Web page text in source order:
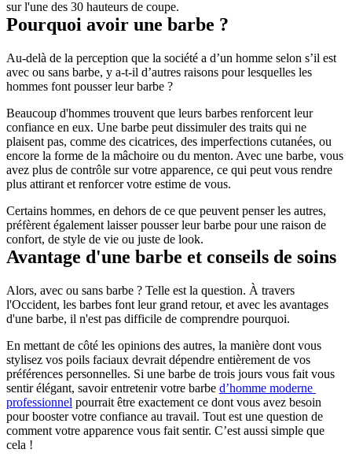
sur l'une des 30 hauteurs de coupe.
Pourquoi avoir une barbe ?
Au-delà de la perception que la société a d’un homme selon s’il est
avec ou sans barbe, y a-t-il d’autres raisons pour lesquelles les
hommes font pousser leur barbe ?
Beaucoup d'hommes trouvent que leurs barbes renforcent leur
confiance en eux. Une barbe peut dissimuler des traits qui ne
plaisent pas, comme des cicatrices, des imperfections cutanées, ou
encore la forme de la mâchoire ou du menton. Avec une barbe, vous
avez plus de contrôle sur votre apparence, ce qui peut vous rendre
plus attirant et renforcer votre estime de vous.
Certains hommes, en dehors de ce que peuvent penser les autres,
préfèrent également laisser pousser leur barbe pour une raison de
confort, de style de vie ou juste de look.
Avantage d'une barbe et conseils de soins
Alors, avec ou sans barbe ? Telle est la question. À travers
l'Occident, les barbes font leur grand retour, et avec les avantages
d'une barbe, il n'est pas difficile de comprendre pourquoi.
En mettant de côté les opinions des autres, la manière dont vous
stylisez vos poils faciaux devrait dépendre entièrement de vos
préférences personnelles. Si une barbe de trois jours vous fait vous
sentir élégant, savoir entretenir votre barbe d’homme moderne
professionnel pourrait être exactement ce dont vous avez besoin
pour booster votre confiance au travail. Tout est une question de
comment votre apparence vous fait sentir. C’est aussi simple que
cela !